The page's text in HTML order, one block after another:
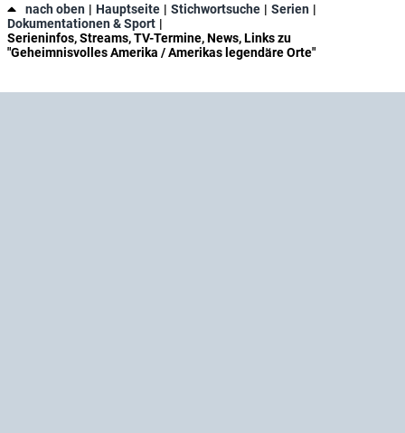
nach oben Hauptseite Stichwortsuche
Serien
Dokumentationen & Sport
Serieninfos, Streams, TV-Termine, News, Links zu
"Geheimnisvolles Amerika / Amerikas legendäre Orte"